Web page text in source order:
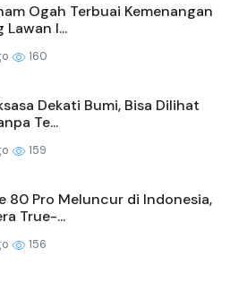
Ogah Terbuai Kemenangan
Lawan I...
160
Dekati Bumi, Bisa Dilihat
Te...
159
80 Pro Meluncur di Indonesia,
True-...
156